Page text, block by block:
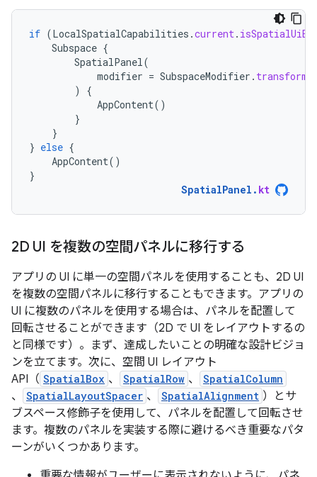
if (LocalSpatialCapabilities .current.
Subspace {
SpatialPanel(
modifier = SubspaceModifier .
)
{
AppContent()
}
}
} else {
AppContent()
}
SpatialPanel . kt
2D UI を複数の空間パネルに移行する
アプリの UI に単一の空間パネルを使用することも、2D UI
を複数の空間パネルに移行することもできます。アプリの
UI に複数のパネルを使用する場合は、パネルを配置して
回転させることができます（2D で UI をレイアウトするの
と同様です）。まず、達成したいことの明確な設計ビジョ
ンを立てます。次に、空間 UI レイアウト
API（ SpatialBox 、 SpatialRow 、 SpatialColumn
、 SpatialLayoutSpacer 、 SpatialAlignment ）とサ
ブスペース修飾子を使用して、パネルを配置して回転させ
ます。複数のパネルを実装する際に避けるべき重要なパタ
ーンがいくつかあります。